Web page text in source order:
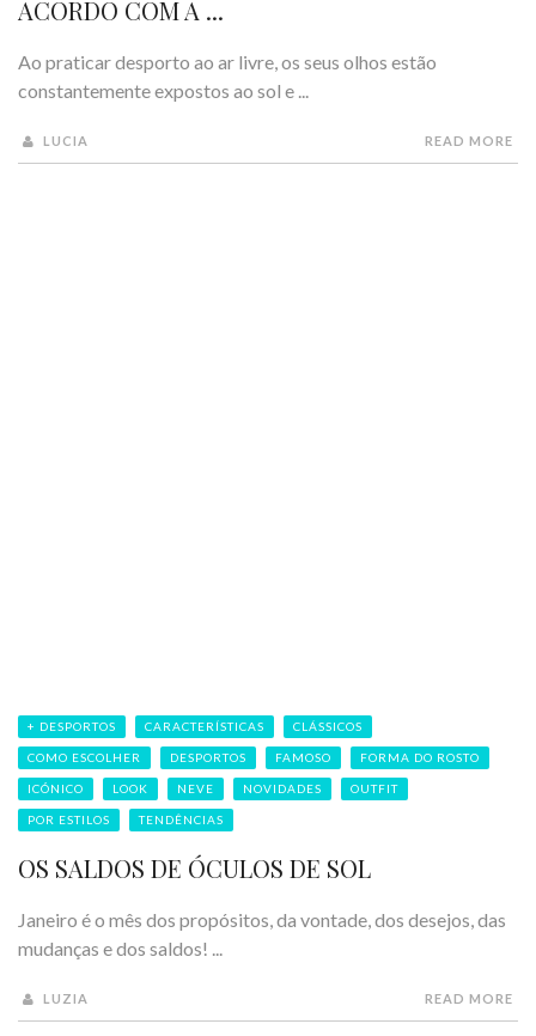
ACORDO COM A ...
Ao praticar desporto ao ar livre, os seus olhos estão
constantemente expostos ao sol e ...
LUCIA READ MORE
+ DESPORTOS CARACTERÍSTICAS CLÁSSICOS
COMO ESCOLHER DESPORTOS FAMOSO FORMA DO ROSTO
ICÓNICO LOOK NEVE NOVIDADES OUTFIT
POR ESTILOS TENDÊNCIAS
OS SALDOS DE ÓCULOS DE SOL
Janeiro é o mês dos propósitos, da vontade, dos desejos, das
mudanças e dos saldos! ...
LUZIA READ MORE